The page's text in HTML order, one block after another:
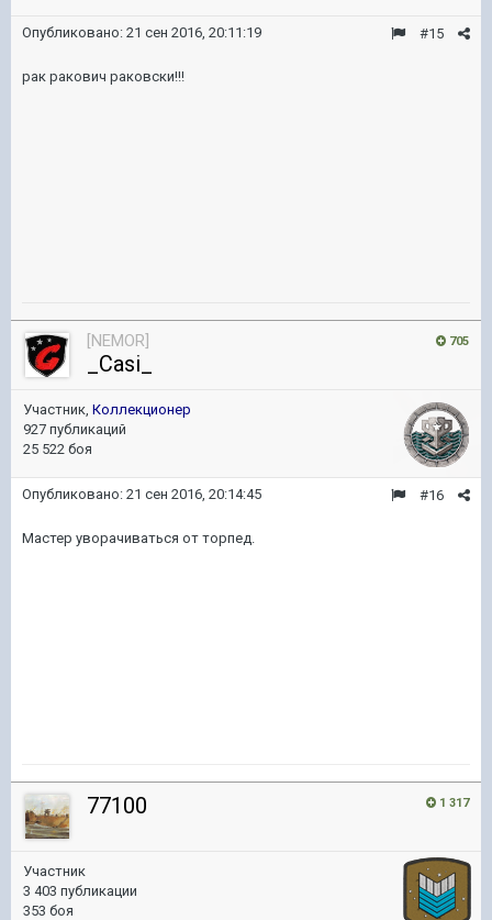
#15
Опубликовано: 21 сен 2016, 20:11:19
рак ракович раковски!!!
705
[NEMOR]
_Casi_
Участник, Коллекционер
927 публикаций
25 522 боя
#16
Опубликовано: 21 сен 2016, 20:14:45
Мастер уворачиваться от торпед.
1 317
77100
Участник
3 403 публикации
353 боя